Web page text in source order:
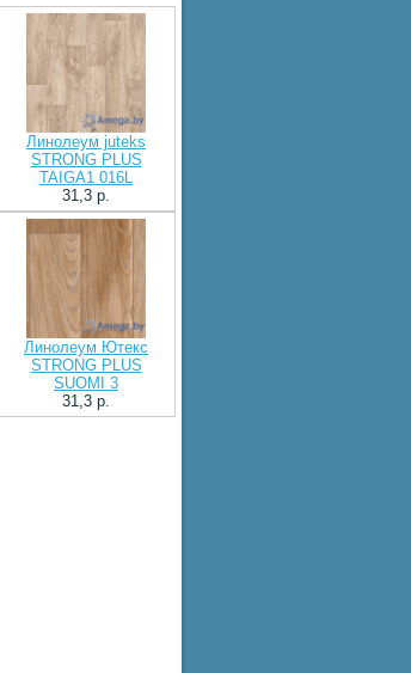
Линолеум juteks
STRONG PLUS
TAIGA1 016L
31,3 p.
Линолеум Ютекс
STRONG PLUS
SUOMI 3
31,3 p.